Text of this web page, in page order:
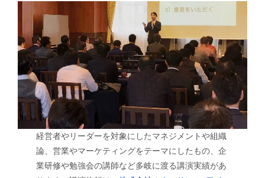
経営者やリーダーを対象にしたマネジメントや組織
論、営業やマーケティングをテーマにしたもの、企
業研修や勉強会の講師など多岐に渡る講演実績があ